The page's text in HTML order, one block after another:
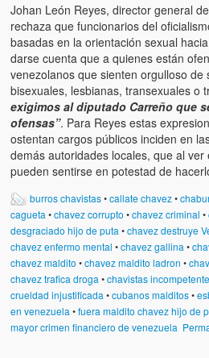
Johan León Reyes, director general
rechaza que funcionarios del
basadas en la orientación sexual
darse cuenta que a quienes están
venezolanos que sienten orgulloso de
bisexuales, lesbianas, transexuales o
exigimos al diputado Carreño que
ofensas”. Para Reyes estas
ostentan cargos públicos inciden en
demás autoridades locales, que al
pueden sentirse en potestad de
burros chavistas•callate chavez•
cagueta •chavez corrupto •chavez criminal •
desgraciado hijo de puta •chavez destruye
chavez enfermo mental •chavez gallina •
chavez maldito •chavez maldito ladron •
chavez trafica droga •chavistas
crueldad injustificada •cubanos malditos•
en venezuela •fuera maldito chavez hijo de
mayor crimen financiero de venezuela